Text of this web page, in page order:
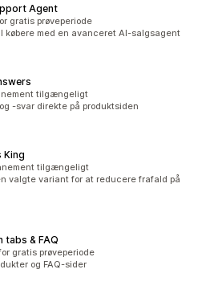
Agent
gratis prøveperiode
købere med en avanceret AI-salgsagent
tilgængeligt
-svar direkte på produktsiden
King
tilgængeligt
valgte variant for at reducere frafald på
tabs & FAQ
gratis prøveperiode
og FAQ-sider